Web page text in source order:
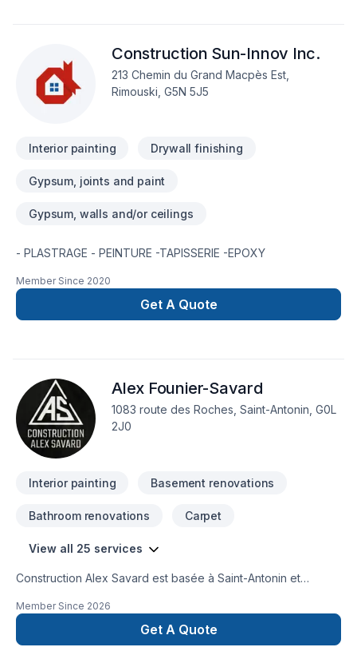
besoins et vos aspirations.Construction Sun-Innov Inc.
213 Chemin du Grand Macpès Est,
Rimouski, G5N 5J5
Interior painting Drywall finishing
Gypsum, joints and paint
Gypsum, walls and/or ceilings
- PLASTRAGE - PEINTURE -TAPISSERIE -EPOXY
Member Since 2020
Get A Quote
Alex Founier-Savard
1083 route des Roches, Saint-Antonin, G0L
2J0
Interior painting Basement renovations
Bathroom renovations Carpet
View all 25 services
Construction Alex Savard est basée à Saint-Antonin et
rénovation générale, notre entreprise vous accompagne
dans tous vos projets. Qu’il s’agisse d'une toiture, de la
construction d'une charpente, de finition extérieure (comme
Member Since 2026
Get A Quote